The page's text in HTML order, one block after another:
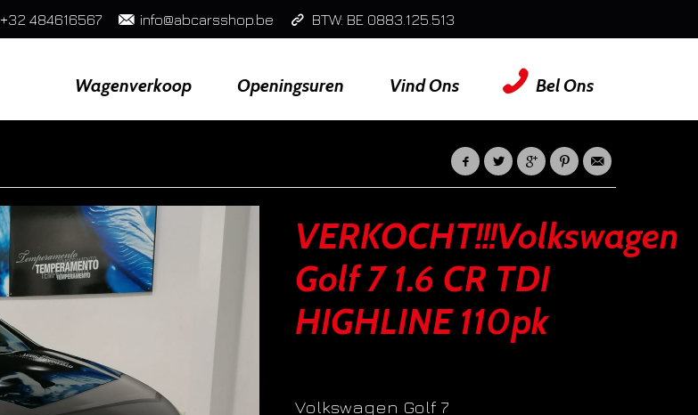
+32 484616567 info@abcarsshop.be BTW: BE 0883.125.513
Wagenverkoop Openingsuren Vind Ons Bel Ons
VERKOCHT!!!Volkswagen
Golf 7 1.6 CR TDI
HIGHLINE 110pk
Volkswagen Golf 7